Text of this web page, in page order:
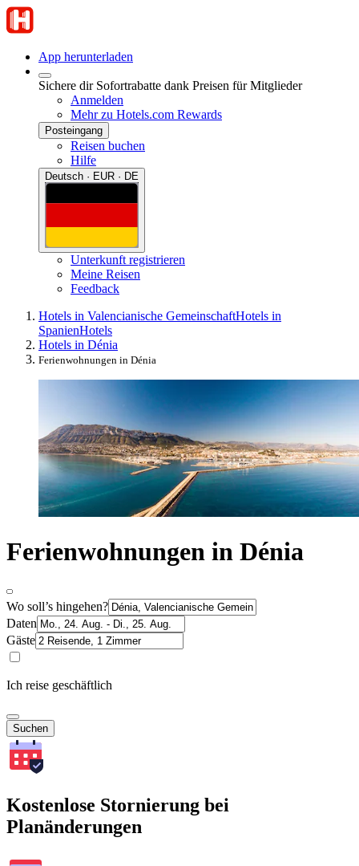
App herunterladen
Sichere dir Sofortrabatte dank Preisen für Mitglieder
Anmelden
Mehr zu Hotels.com Rewards
Posteingang
Reisen buchen
Hilfe
Deutsch · EUR · DE
Unterkunft registrieren
Meine Reisen
Feedback
Hotels in Valencianische GemeinschaftHotels in
SpanienHotels
Hotels in Dénia
Ferienwohnungen in Dénia
Ferienwohnungen in Dénia
Wo soll’s hingehen?
Daten
Gäste
Ich reise geschäftlich
Suchen
Kostenlose Stornierung bei
Planänderungen